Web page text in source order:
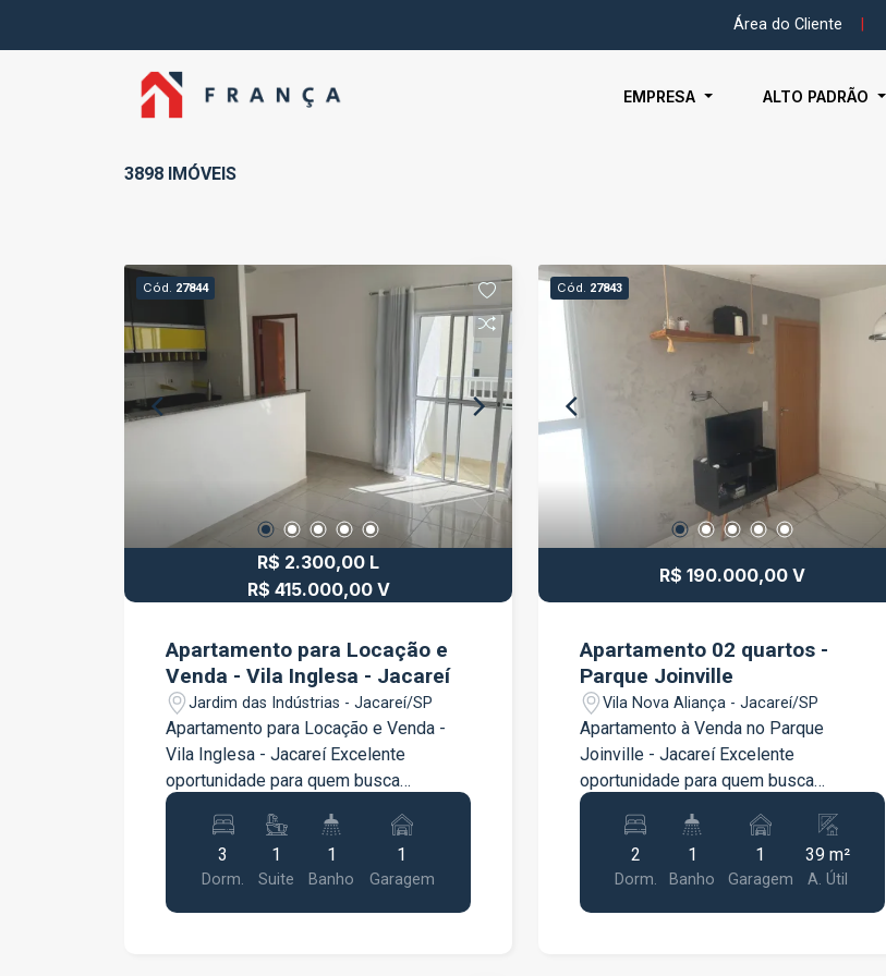
Área do Cliente
EMPRESA ALTO PADRÃO
3898 IMÓVEIS
Cód. 27844
R$ 2.300,00 L
R$ 415.000,00 V
Apartamento para Locação e
Venda - Vila Inglesa - Jacareí
Jardim das Indústrias - Jacareí/SP
Apartamento para Locação e Venda -
Vila Inglesa - Jacareí Excelente
oportunidade para quem busca
conforto, praticidade e uma excelente
localização. O apartamento conta com 3
dormitórios, sendo 1 suíte com móveis
planejados, proporcionando mais
organização e funcionalidade. A sala é
3
Dorm.
1
Suite
1
Banho
1
Garagem
Cód. 27843
R$ 190.000,00 V
Apartamento 02 quartos -
Parque Joinville
Vila Nova Aliança - Jacareí/SP
Apartamento à Venda no Parque
Joinville - Jacareí Excelente
oportunidade para quem busca
conforto, praticidade e um ótimo custo-
benefício! Este apartamento é ideal
para morar ou investir, oferecendo
ambientes bem distribuídos e
localização privilegiada, com fácil
2
Dorm.
1
Banho
1
Garagem
39 m²
A. Útil